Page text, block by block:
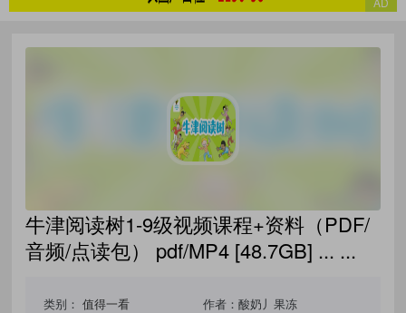
牛津阅读树1-9级视频课程+资料（PDF/
音频/点读包） pdf/MP4 [48.7GB] ... ...
类别：值得一看 作者：酸奶丿果冻